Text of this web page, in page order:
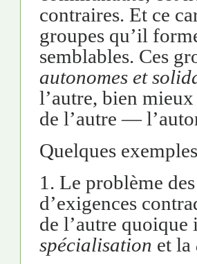
contraires. Et ce
groupes qu’il
semblables. Ces
autonomes et
l’autre, bien
de l’autre —
Quelques
1. Le problème
d’exigences
de l’autre quoique
spécialisation et la